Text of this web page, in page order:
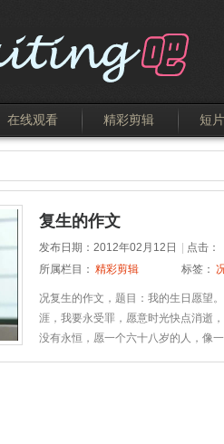
在线观看 精彩剪辑 短片
复生的作文
发布日期：2012年02月12日 点击：
所属栏目： 精彩剪辑 标签：
况复生的作文，题目：我的生日愿望
涯，我要永受罪，愿意时光快点消逝
没有永恒，愿一个六十八岁的人，像